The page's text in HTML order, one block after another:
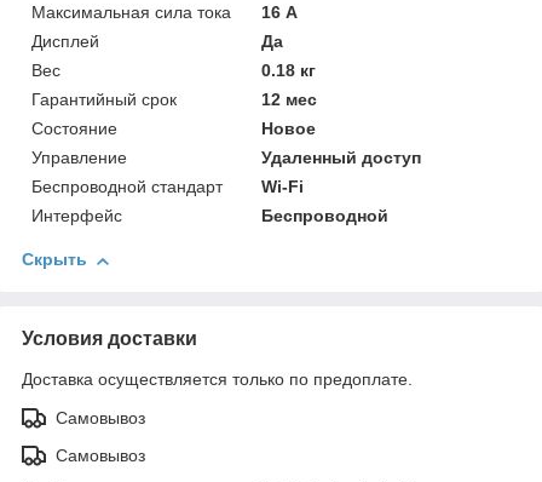
Максимальная сила тока
16 А
Дисплей
Да
Вес
0.18 кг
Гарантийный срок
12 мес
Состояние
Новое
Управление
Удаленный доступ
Беспроводной стандарт
Wi-Fi
Интерфейс
Беспроводной
Скрыть
Условия доставки
Доставка осуществляется только по предоплате.
Самовывоз
Самовывоз